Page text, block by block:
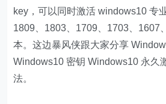
key，可以同时激活 windows10 专
1809、1803、1709、1703、1607
本。这边暴风侠跟大家分享
Windows10 密钥 Windows10 永久
法。